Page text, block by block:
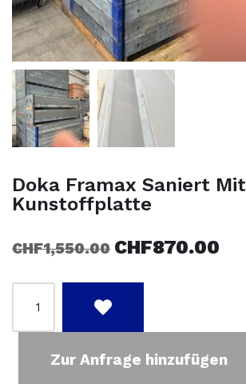
Doka Framax Saniert Mit
Kunstoffplatte
CHF1,550.00 CHF870.00
Zur Anfrage hinzufügen